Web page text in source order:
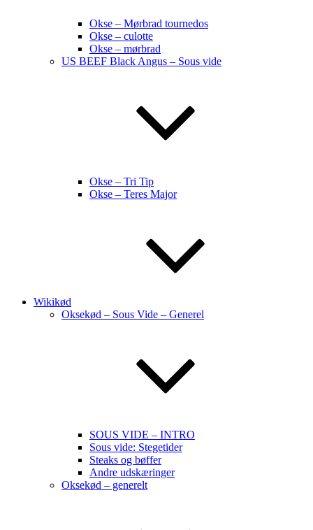
Okse – Mørbrad tournedos
Okse – culotte
Okse – mørbrad
US BEEF Black Angus – Sous vide
Okse – Tri Tip
Okse – Teres Major
Wikikød
Oksekød – Sous Vide – Generel
SOUS VIDE – INTRO
Sous vide: Stegetider
Steaks og bøffer
Andre udskæringer
Oksekød – generelt